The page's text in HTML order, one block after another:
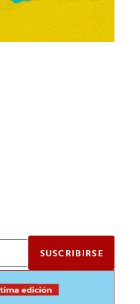
SUSCRIBIRSE